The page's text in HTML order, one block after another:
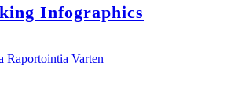
Infographics